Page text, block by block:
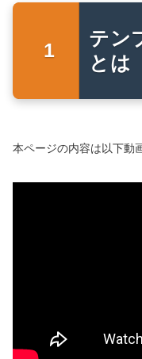
テン
とは
本ページの内容は以下動